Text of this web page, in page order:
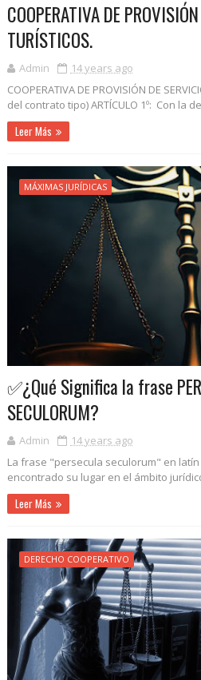
COOPERATIVA DE
TURÍSTICOS.
Admin
14 years ago
COOPERATIVA DE PROVISIÓN DE
del contrato tipo) ARTÍCULO 1º: Con la
Leer Más
MÁXIMAS JURÍDICAS
✅¿Qué Significa la frase
SECULORUM?
Admin
14 years ago
La frase "persecula seculorum" en
encontrado su lugar en el ámbito
Leer Más
DERECHO COOPERATIVO